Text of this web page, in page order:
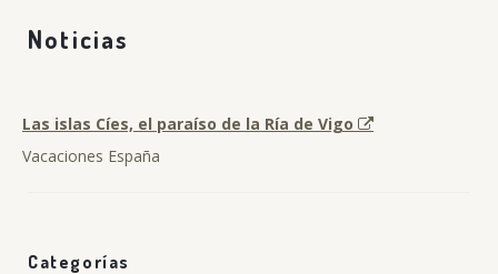
Noticias
Las islas Cíes, el paraíso de la Ría de Vigo
Vacaciones España
Categorías